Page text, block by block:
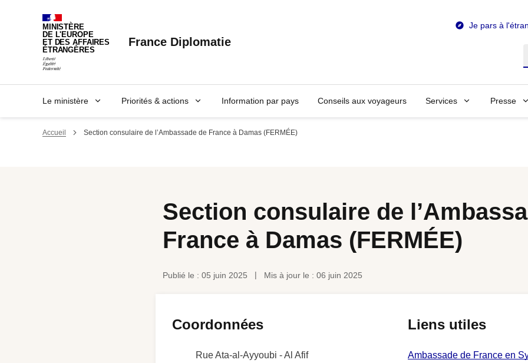
MINISTÈRE
DE L'EUROPE
ET DES AFFAIRES
ÉTRANGÈRES
France Diplomatie
Je pars à
Le ministère Priorités & actions Information par pays Conseils aux voyageurs Services Presse
Accueil Section consulaire de l’Ambassade de France à Damas (FERMÉE)
Section consulaire de
France à Damas (FERMÉE)
Publié le : 05 juin 2025 Mis à jour le : 06 juin 2025
Coordonnées
Rue Ata-al-Ayyoubi - Al Afif
Liens utiles
Ambassade de France en